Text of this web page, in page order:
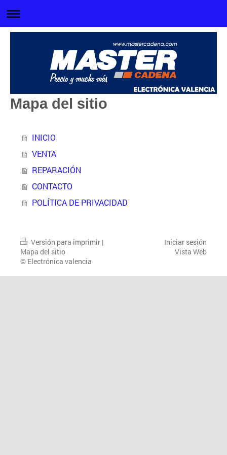
Mapa del sitio
INICIO
VENTA
REPARACIÓN
CONTACTO
POLÍTICA DE PRIVACIDAD
Versión para imprimir |
Mapa del sitio
© Electrónica valencia
Iniciar sesión
Vista Web